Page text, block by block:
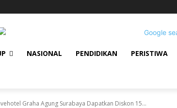
NASIONAL PENDIDIKAN PERISTIWA
Graha Agung Surabaya Dapatkan Diskon 15...